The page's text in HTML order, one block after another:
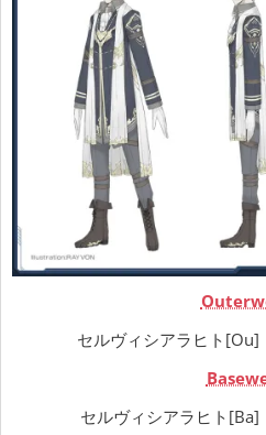
セルヴィシアラヒト
セルヴィシアラヒト